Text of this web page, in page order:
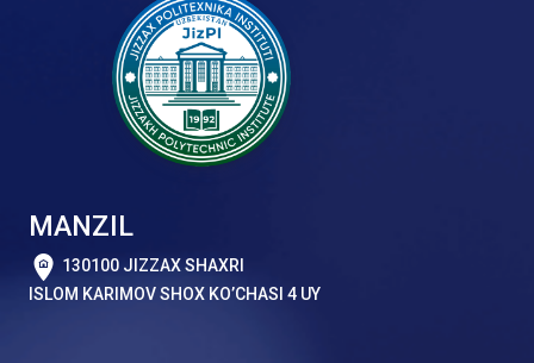
MANZIL
130100 JIZZAX SHAXRI
ISLOM KARIMOV SHOX KO’CHASI 4 UY